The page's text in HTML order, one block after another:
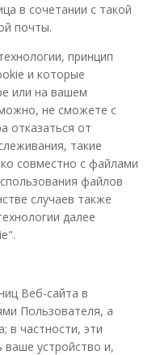
в сочетании с такой
почты.
принцип
и которые
или на вашем
не сможете с
отказаться от
такие
совместно с файлами
файлов
случаев также
далее
Веб-сайта в
Пользователя, а
в частности, эти
устройство и,